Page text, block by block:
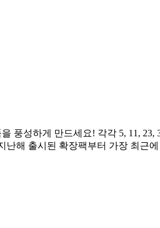
풍성하게 만드세요! 각각 5, 11,
난해 출시된 확장팩부터 가장 최근